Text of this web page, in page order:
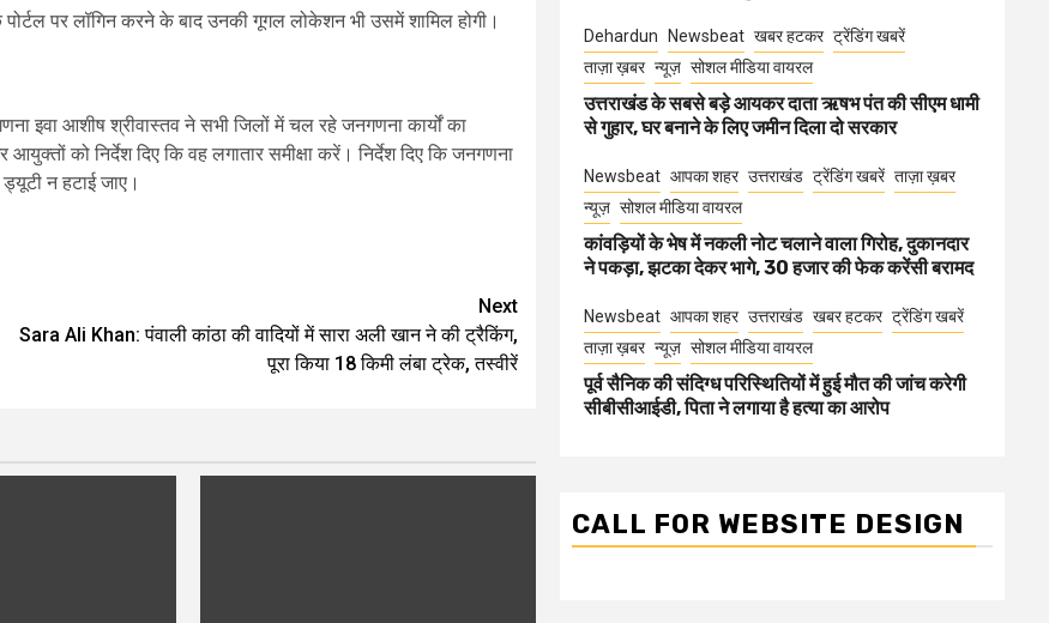
पर लॉगिन करने के बाद उनकी गूगल लोकेशन भी उसमें शामिल होगी।
इवा आशीष श्रीवास्तव ने सभी जिलों में चल रहे जनगणना कार्यों का
को निर्देश दिए कि वह लगातार समीक्षा करें। निर्देश दिए कि जनगणना
न हटाई जाए।
Next
Sara Ali Khan: पंवाली कांठा की वादियों में सारा अली खान ने की ट्रैकिंग,
पूरा किया 18 किमी लंबा ट्रेक, तस्वीरें
Dehardun Newsbeat खबर हटकर ट्रेंडिंग खबरें
ताज़ा ख़बर न्यूज़ सोशल मीडिया वायरल
उत्तराखंड के सबसे बड़े आयकर दाता ऋषभ पंत की सीएम धामी
से गुहार, घर बनाने के लिए जमीन दिला दो सरकार
Newsbeat आपका शहर उत्तराखंड ट्रेंडिंग खबरें ताज़ा ख़बर
न्यूज़ सोशल मीडिया वायरल
कांवड़ियों के भेष में नकली नोट चलाने वाला गिरोह, दुकानदार
ने पकड़ा, झटका देकर भागे, 30 हजार की फेक करेंसी बरामद
Newsbeat आपका शहर उत्तराखंड खबर हटकर ट्रेंडिंग खबरें
ताज़ा ख़बर न्यूज़ सोशल मीडिया वायरल
पूर्व सैनिक की संदिग्ध परिस्थितियों में हुई मौत की जांच करेगी
सीबीसीआईडी, पिता ने लगाया है हत्या का आरोप
CALL FOR WEBSITE DESIGN